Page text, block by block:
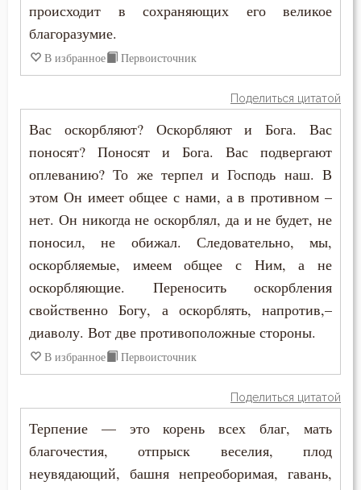
Падение
Память
Печаль по Богу
Плоть
Подвиг
Подвижничество
Подготовка к смерти
Познание себя
Покаяние
Помощь Божия
происходит в сохраняющих его великое
благоразумие.
В избранное Первоисточник
Поделиться цитатой
Вас оскорбляют? Оскорбляют и Бога. Вас
поносят? Поносят и Бога. Вас подвергают
оплеванию? То же терпел и Господь наш. В
этом Он имеет общее с нами, а в противном –
нет. Он никогда не оскорблял, да и не будет, не
поносил, не обижал. Следовательно, мы,
оскорбляемые, имеем общее с Ним, а не
оскорбляющие. Переносить оскорбления
свойственно Богу, а оскорблять, напротив,–
диаволу. Вот две противоположные стороны.
В избранное Первоисточник
Поделиться цитатой
Терпение — это корень всех благ, мать
благочестия, отпрыск веселия, плод
неувядающий, башня непреоборимая, гавань,